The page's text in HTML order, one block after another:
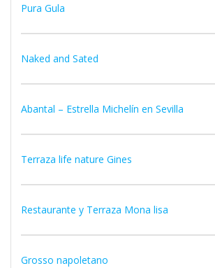
Pura Gula
Naked and Sated
Abantal – Estrella Michelín en Sevilla
Terraza life nature Gines
Restaurante y Terraza Mona lisa
Grosso napoletano